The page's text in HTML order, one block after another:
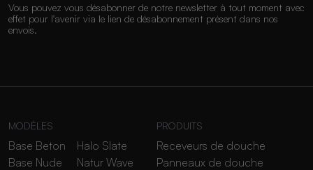
Vous pouvez vous désabonner de notre newsletter à tout moment avec
effet pour l'avenir via le lien de désabonnement présent dans nos
envois.
MODÈLES
Base Beton
Base Nude
Halo Slate
Natur Wave
PRODUITS
Receveurs de douche
Panneaux de douche